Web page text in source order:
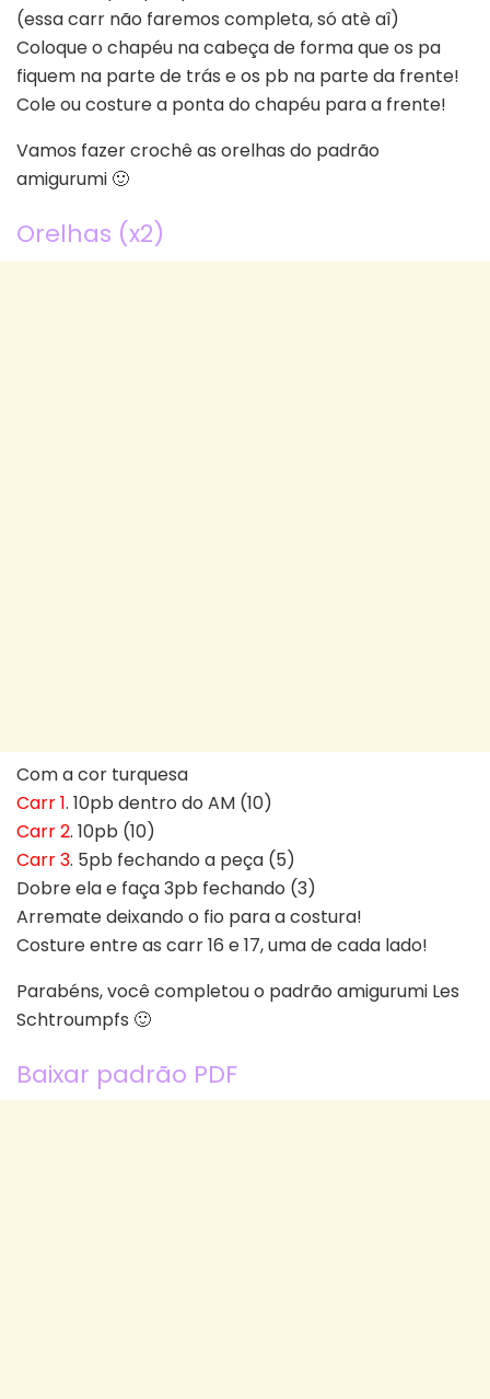
(essa carr não faremos completa, só atè aî)
Coloque o chapéu na cabeça de forma que os pa
fiquem na parte de trás e os pb na parte da frente!
Cole ou costure a ponta do chapéu para a frente!
Vamos fazer crochê as orelhas do padrão
amigurumi 🙂
Orelhas (x2)
Com a cor turquesa
Carr 1. 10pb dentro do AM (10)
Carr 2. 10pb (10)
Carr 3. 5pb fechando a peça (5)
Dobre ela e faça 3pb fechando (3)
Arremate deixando o fio para a costura!
Costure entre as carr 16 e 17, uma de cada lado!
Parabéns, você completou o padrão amigurumi Les
Schtroumpfs 🙂
Baixar padrão PDF